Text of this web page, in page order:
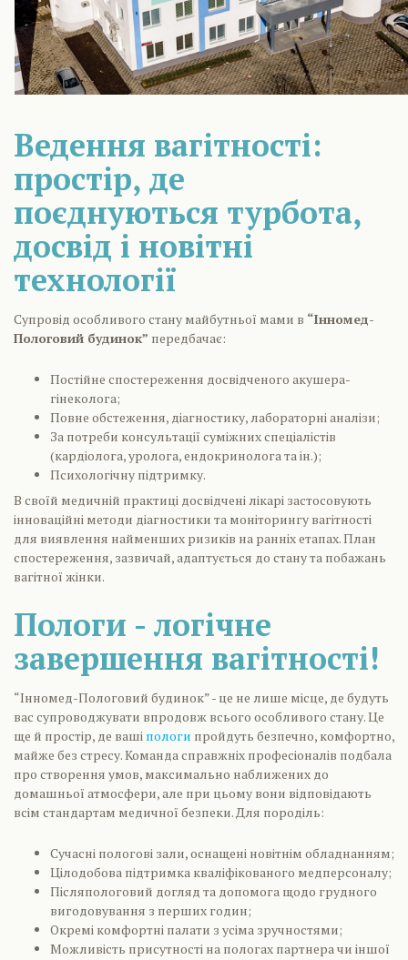
Ведення вагітності:
простір, де
поєднуються турбота,
досвід і новітні
технології
Супровід особливого стану майбутньої мами в “Інномед-
Пологовий будинок” передбачає:
Постійне спостереження досвідченого акушера-
гінеколога;
Повне обстеження, діагностику, лабораторні аналізи;
За потреби консультації суміжних спеціалістів
(кардіолога, уролога, ендокринолога та ін.);
Психологічну підтримку.
В своїй медичній практиці досвідчені лікарі застосовують
інноваційні методи діагностики та моніторингу вагітності
для виявлення найменших ризиків на ранніх етапах. План
спостереження, зазвичай, адаптується до стану та побажань
вагітної жінки.
Пологи - логічне
завершення вагітності!
“Інномед-Пологовий будинок” - це не лише місце, де будуть
вас супроводжувати впродовж всього особливого стану. Це
ще й простір, де ваші пологи пройдуть безпечно, комфортно,
майже без стресу. Команда справжніх професіоналів подбала
про створення умов, максимально наближених до
домашньої атмосфери, але при цьому вони відповідають
всім стандартам медичної безпеки. Для породіль:
Сучасні пологові зали, оснащені новітнім обладнанням;
Цілодобова підтримка кваліфікованого медперсоналу;
Післяпологовий догляд та допомога щодо грудного
вигодовування з перших годин;
Окремі комфортні палати з усіма зручностями;
Можливість присутності на пологах партнера чи іншої